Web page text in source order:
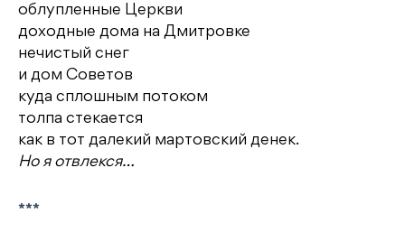
облупленные Церкви
доходные дома на Дмитровке
нечистый снег
и дом Советов
куда сплошным потоком
толпа стекается
как в тот далекий мартовский денек.
Но я отвлекся…
***